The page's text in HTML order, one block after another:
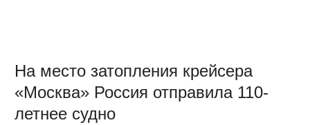
На место затопления крейсера
«Москва» Россия отправила 110-
летнее судно